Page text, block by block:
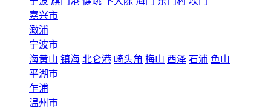
嘉兴市
澉浦
宁波市
海黄山 镇海 北仑港 崎头角 梅山 西泽 石浦 鱼山
平湖市
乍浦
温州市